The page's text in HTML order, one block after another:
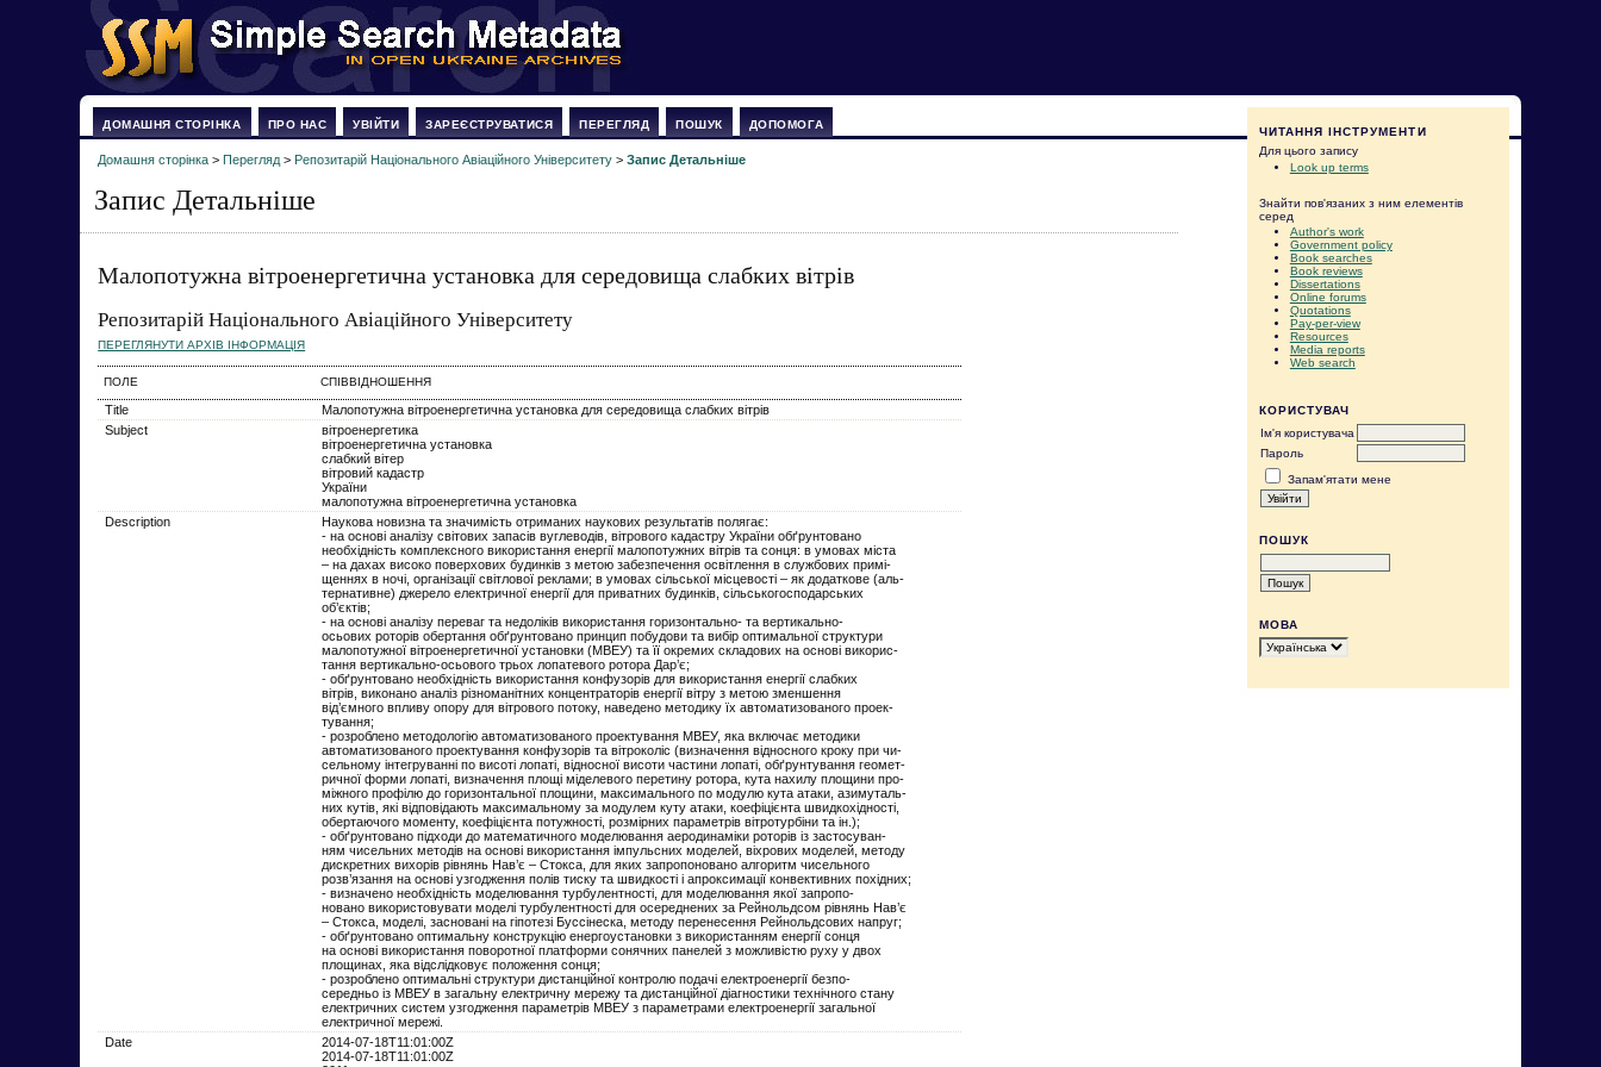
ЧИТАННЯ ІНСТРУМЕНТИ
Для цього запису
Look up terms
Знайти пов'язаних з ним елементів
серед
Author's work
Government policy
Book searches
Book reviews
Dissertations
Online forums
Quotations
Pay-per-view
Resources
Media reports
Web search
КОРИСТУВАЧ
Ім'я користувача
Пароль
Запам'ятати мене
ПОШУК
МОВА
ДОМАШНЯ СТОРІНКА ПРО НАС УВІЙТИ ЗАРЕЄСТРУВАТИСЯ ПЕРЕГЛЯД ПОШУК ДОПОМОГА
Домашня сторінка >Перегляд > Репозитарій Національного Авіаційного Університету >Запис Детальніше
Запис Детальніше
Малопотужна вітроенергетична установка для середовища слабких вітрів
Репозитарій Національного Авіаційного Університету
ПЕРЕГЛЯНУТИ АРХІВ ІНФОРМАЦІЯ
ПОЛЕ СПІВВІДНОШЕННЯ
Title
Малопотужна вітроенергетична установка для середовища слабких вітрів
Subject
вітроенергетика
вітроенергетична установка
слабкий вітер
вітровий кадастр
України
малопотужна вітроенергетична установка
Description
Наукова новизна та значимість отриманих наукових результатів полягає:
- на основі аналізу світових запасів вуглеводів, вітрового кадастру України обґрунтовано
необхідність комплексного використання енергії малопотужних вітрів та сонця: в умовах міста
– на дахах високо поверхових будинків з метою забезпечення освітлення в службових примі-
щеннях в ночі, організації світлової реклами; в умовах сільської місцевості – як додаткове (аль-
тернативне) джерело електричної енергії для приватних будинків, сільськогосподарських
об’єктів;
- на основі аналізу переваг та недоліків використання горизонтально- та вертикально-
осьових роторів обертання обґрунтовано принцип побудови та вибір оптимальної структури
малопотужної вітроенергетичної установки (МВЕУ) та її окремих складових на основі викорис-
тання вертикально-осьового трьох лопатевого ротора Дар’є;
- обґрунтовано необхідність використання конфузорів для використання енергії слабких
вітрів, виконано аналіз різноманітних концентраторів енергії вітру з метою зменшення
від’ємного впливу опору для вітрового потоку, наведено методику їх автоматизованого проек-
тування;
- розроблено методологію автоматизованого проектування МВЕУ, яка включає методики
автоматизованого проектування конфузорів та вітроколіс (визначення відносного кроку при чи-
сельному інтегруванні по висоті лопаті, відносної висоти частини лопаті, обґрунтування геомет-
ричної форми лопаті, визначення площі міделевого перетину ротора, кута нахилу площини про-
міжного профілю до горизонтальної площини, максимального по модулю кута атаки, азимуталь-
них кутів, які відповідають максимальному за модулем куту атаки, коефіцієнта швидкохідності,
обертаючого моменту, коефіцієнта потужності, розмірних параметрів вітротурбіни та ін.);
- обґрунтовано підходи до математичного моделювання аеродинаміки роторів із застосуван-
ням чисельних методів на основі використання імпульсних моделей, віхрових моделей, методу
дискретних вихорів рівнянь Нав’є – Стокса, для яких запропоновано алгоритм чисельного
розв’язання на основі узгодження полів тиску та швидкості і апроксимації конвективних похідних;
- визначено необхідність моделювання турбулентності, для моделювання якої запропо-
новано використовувати моделі турбулентності для осереднених за Рейнольдсом рівнянь Нав’є
– Стокса, моделі, засновані на гіпотезі Буссінеска, методу перенесення Рейнольдсових напруг;
- обґрунтовано оптимальну конструкцію енергоустановки з використанням енергії сонця
на основі використання поворотної платформи сонячних панелей з можливістю руху у двох
площинах, яка відслідковує положення сонця;
- розроблено оптимальні структури дистанційної контролю подачі електроенергії безпо-
середньо із МВЕУ в загальну електричну мережу та дистанційної діагностики технічного стану
електричних систем узгодження параметрів МВЕУ з параметрами електроенергії загальної
електричної мережі.
Date
2014-07-18T11:01:00Z
2014-07-18T11:01:00Z